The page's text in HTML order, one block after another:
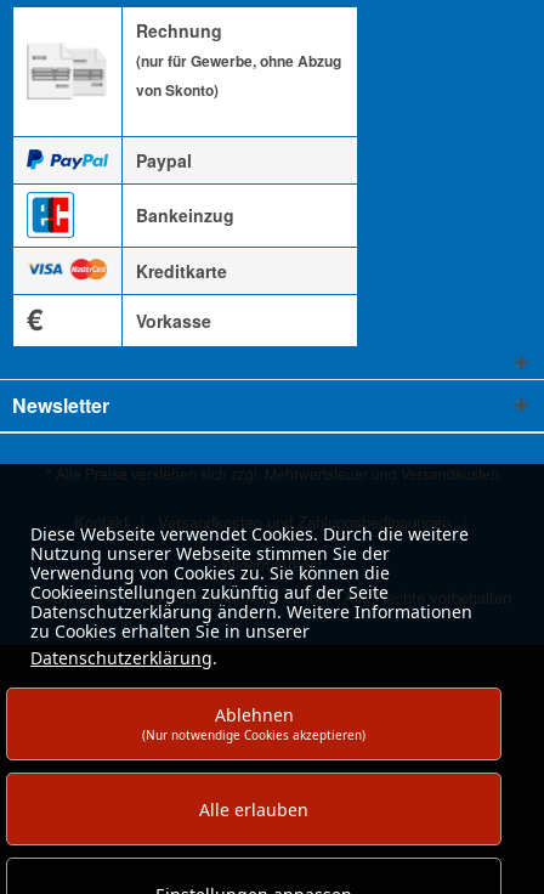
Rechnung
(nur für Gewerbe, ohne Abzug
von Skonto)
Paypal
Bankeinzug
Kreditkarte
€ Vorkasse
Newsletter
* Alle Preise verstehen sich zzgl. Mehrwertsteuer und Versandkosten
Kontakt
Versandkosten und Zahlungsbedingungen
Widerrufsrecht
Copyright © moog & langenscheidt GmbH - Alle Rechte vorbehalten
Diese Webseite verwendet Cookies. Durch die weitere
Nutzung unserer Webseite stimmen Sie der
Verwendung von Cookies zu. Sie können die
Cookieeinstellungen zukünftig auf der Seite
Datenschutzerklärung ändern. Weitere Informationen
zu Cookies erhalten Sie in unserer
Datenschutzerklärung.
Ablehnen
(Nur notwendige Cookies akzeptieren)
Alle erlauben